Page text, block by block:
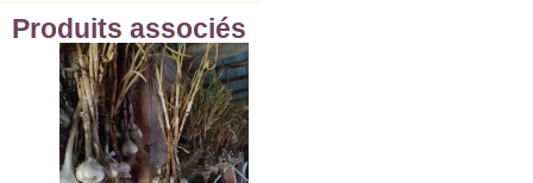
Produits associés